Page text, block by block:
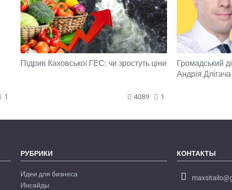
1
Підрив Каховської ГЕС: чи зростуть ціни
4089 1
Громадський
Андрія
РУБРИКИ
Идеи для бизнеса
Инсайды
КОНТАКТЫ